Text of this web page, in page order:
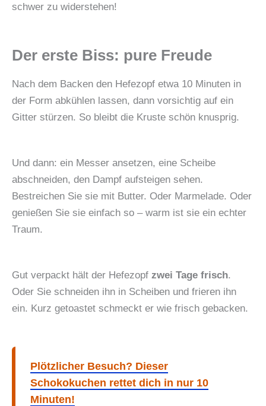
schwer zu widerstehen!
Der erste Biss: pure Freude
Nach dem Backen den Hefezopf etwa 10 Minuten in
der Form abkühlen lassen, dann vorsichtig auf ein
Gitter stürzen. So bleibt die Kruste schön knusprig.
Und dann: ein Messer ansetzen, eine Scheibe
abschneiden, den Dampf aufsteigen sehen.
Bestreichen Sie sie mit Butter. Oder Marmelade. Oder
genießen Sie sie einfach so – warm ist sie ein echter
Traum.
Gut verpackt hält der Hefezopf zwei Tage frisch.
Oder Sie schneiden ihn in Scheiben und frieren ihn
ein. Kurz getoastet schmeckt er wie frisch gebacken.
Plötzlicher Besuch? Dieser
Schokokuchen rettet dich in nur 10
Minuten!